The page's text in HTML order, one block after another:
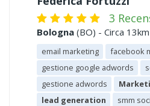
3
Bologna (BO) - Circa
email marketing
facebook
gestione google adwords
gestione adwords
lead generation
smm